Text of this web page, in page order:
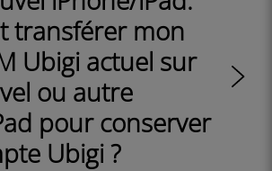
transférer mon
Ubigi actuel sur
ou autre
pour conserver
Ubigi ?